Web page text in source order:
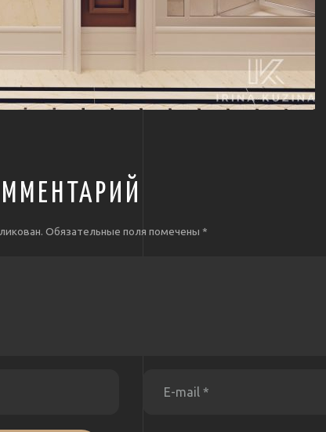
Обязательные поля помечены *